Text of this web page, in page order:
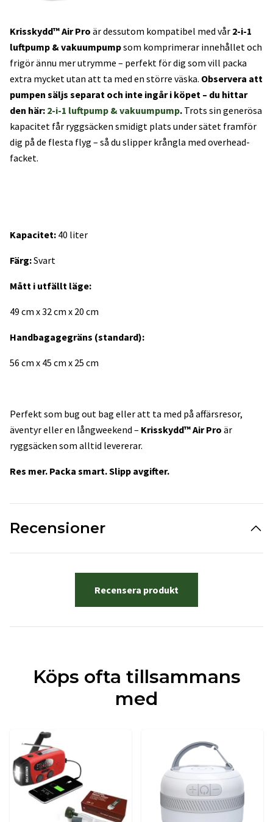
Krisskydd™ Air Pro är dessutom kompatibel med vår 2-i-1
luftpump & vakuumpumpsom komprimerar innehållet och
frigör ännu mer utrymme – perfekt för dig som vill packa
extra mycket utan att ta med en större väska. Observera att
pumpen säljs separat och inte ingår i köpet – du hittar
den här: 2-i-1 luftpump & vakuumpump. Trots sin generösa
kapacitet får ryggsäcken smidigt plats under sätet framför
dig på de flesta flyg – så du slipper krångla med overhead-
facket.
Kapacitet: 40 liter
Färg:Svart
Mått i utfällt läge:
49 cm x 32 cm x 20 cm
Handbagagegräns (standard):
56 cm x 45 cm x 25 cm
Perfekt som bug out bag eller att ta med på affärsresor,
äventyr eller en långweekend – Krisskydd™ Air Pro är
ryggsäcken som alltid levererar.
Res mer. Packa smart. Slipp avgifter.
Recensioner
Recensera produkt
Köps ofta tillsammans
med